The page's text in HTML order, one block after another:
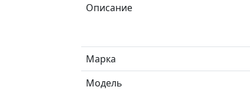
Описание
Марка
Модель